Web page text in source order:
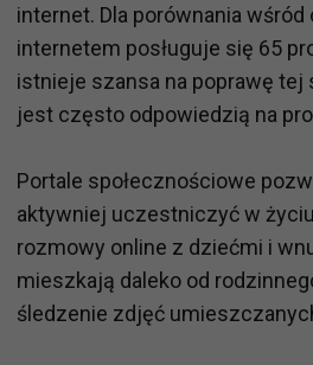
internet. Dla porównania
internetem posługuje się 65
istnieje szansa na poprawę tej
jest często odpowiedzią na
Portale społecznościowe
aktywniej uczestniczyć w
rozmowy online z dziećmi i
mieszkają daleko od
śledzenie zdjęć